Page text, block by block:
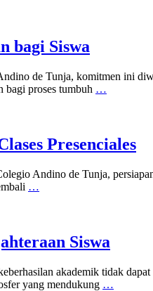
bagi Siswa
de Tunja, komitmen ini
bagi proses tumbuh …
Presenciales
Andino de Tunja,
…
Siswa
akademik tidak
yang mendukung …